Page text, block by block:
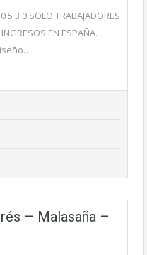
5 3 0 SOLO TRABAJADORES
EN ESPAÑA.
– Malasaña –